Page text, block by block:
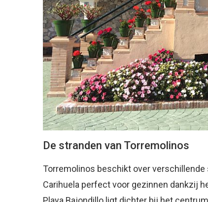
De stranden van Torremolinos
Torremolinos beschikt over verschillende
Carihuela perfect voor gezinnen dankzij